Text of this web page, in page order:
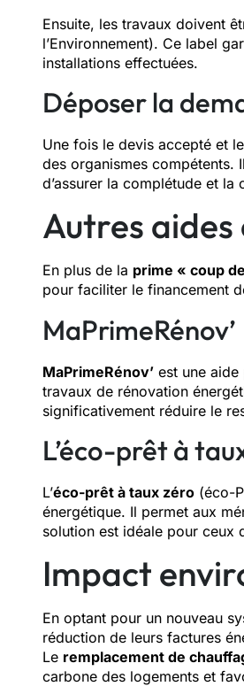
Ensuite, les travaux doivent
l’Environnement). Ce label
installations effectuées.
Déposer la
Une fois le devis accepté et
des organismes compétents.
d’assurer la complétude et
Autres
En plus de la prime « coup
pour faciliter le financement
MaPrimeRénov’
MaPrimeRénov’ est une aide
travaux de rénovation
significativement réduire le
L’éco-prêt à
L’éco-prêt à taux zéro (éco-
énergétique. Il permet aux
solution est idéale pour ceux
Impact
En optant pour un nouveau
réduction de leurs factures
Le remplacement de
carbone des logements et